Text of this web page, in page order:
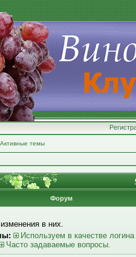
Активные темы
Форум
в них.
Используем в качестве
Часто задаваемые вопросы.